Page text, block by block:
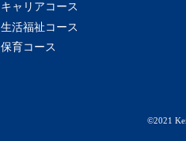
キャリアコース
生活福祉コース
保育コース
©︎2021